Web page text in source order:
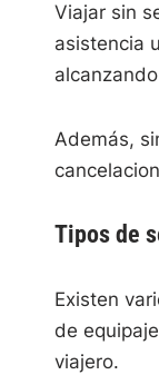
Viajar sin
asistencia
Además,
Tipos de
Existen
de
viajero.